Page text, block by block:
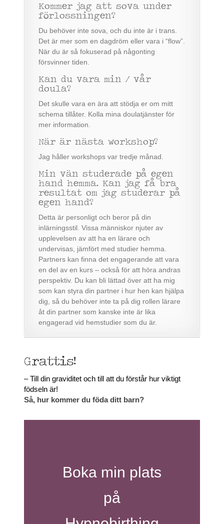
Kommer jag att sova under
förlossningen?
Du behöver inte sova, och du inte är i trans.
Det är mer som en dagdröm eller vara i “flow”.
När du är så fokuserad på någonting
försvinner tiden.
Kan du vara min / vår
doula?
Det skulle vara en ära att stödja er om mitt
schema tillåter. Kolla mina doulatjänster för
mer information.
När är nästa workshop?
Jag håller workshops var tredje månad.
Min vän studerade på egen
hand hemma. Kan jag få bra
resultat om jag studerar på
egen hand?
Detta är personligt och beror på din
inlärningsstil. Vissa människor njuter av
upplevelsen av att ha en lärare och
undervisas, jämfört med studier hemma.
Partners kan finna det engagerande att vara
en del av en kurs – också för att höra andras
perspektiv. Du kan bli lättad över att ha mig
som kan styra din partner i hur hen kan hjälpa
dig, så du behöver inte ta på dig rollen lärare
åt din partner som kanske inte är lika
engagerad vid hemstudier som du är.
Grattis!
– Till din graviditet och till att du förstår hur viktigt
födseln är!
Så, hur kommer du föda ditt barn?
Boka min plats
på